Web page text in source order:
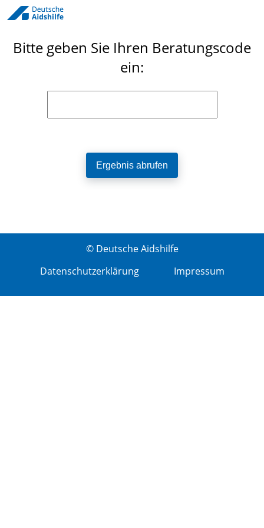
Bitte geben Sie Ihren Beratungscode
ein:
© Deutsche Aidshilfe
Datenschutzerklärung
Impressum